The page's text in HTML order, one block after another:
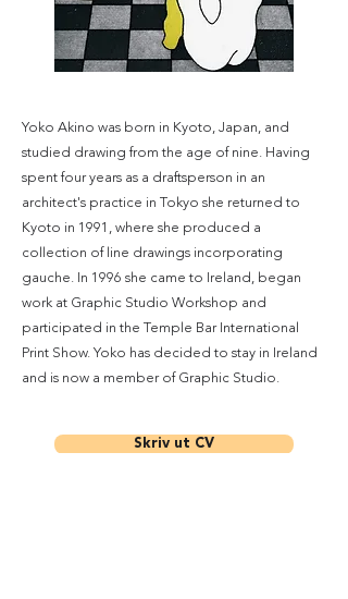
Yoko Akino was born in Kyoto, Japan, and
studied drawing from the age of nine. Having
spent four years as a draftsperson in an
architect's practice in Tokyo she returned to
Kyoto in 1991, where she produced a
collection of line drawings incorporating
gauche. In 1996 she came to Ireland, began
work at Graphic Studio Workshop and
participated in the Temple Bar International
Print Show. Yoko has decided to stay in Ireland
and is now a member of Graphic Studio.
Skriv ut CV